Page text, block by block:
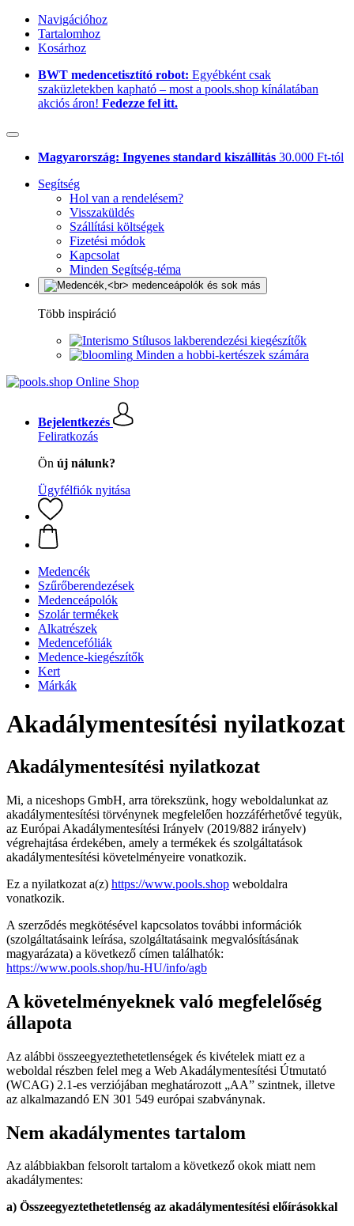
Navigációhoz
Tartalomhoz
Kosárhoz
BWT medencetisztító robot: Egyébként csak
szaküzletekben kapható – most a pools.shop kínálatában
akciós áron! Fedezze fel itt.
Magyarország: Ingyenes standard kiszállítás 30.000 Ft-tól
Segítség
Hol van a rendelésem?
Visszaküldés
Szállítási költségek
Fizetési módok
Kapcsolat
Minden Segítség-téma
Több inspiráció
Stílusos lakberendezési kiegészítők
Minden a hobbi-kertészek számára
Bejelentkezés
Feliratkozás
Ön új nálunk?
Ügyfélfiók nyitása
Medencék
Szűrőberendezések
Medenceápolók
Szolár termékek
Alkatrészek
Medencefóliák
Medence-kiegészítők
Kert
Márkák
Akadálymentesítési nyilatkozat
Akadálymentesítési nyilatkozat
Mi, a niceshops GmbH, arra törekszünk, hogy weboldalunkat az
akadálymentesítési törvénynek megfelelően hozzáférhetővé tegyük,
az Európai Akadálymentesítési Irányelv (2019/882 irányelv)
végrehajtása érdekében, amely a termékek és szolgáltatások
akadálymentesítési követelményeire vonatkozik.
Ez a nyilatkozat a(z) https://www.pools.shop weboldalra
vonatkozik.
A szerződés megkötésével kapcsolatos további információk
(szolgáltatásaink leírása, szolgáltatásaink megvalósításának
magyarázata) a következő címen találhatók:
https://www.pools.shop/hu-HU/info/agb
A követelményeknek való megfelelőség
állapota
Az alábbi összeegyeztethetetlenségek és kivételek miatt ez a
weboldal részben felel meg a Web Akadálymentesítési Útmutató
(WCAG) 2.1-es verziójában meghatározott „AA” szintnek, illetve
az alkalmazandó EN 301 549 európai szabványnak.
Nem akadálymentes tartalom
Az alábbiakban felsorolt tartalom a következő okok miatt nem
akadálymentes:
a) Összeegyeztethetetlenség az akadálymentesítési előírásokkal